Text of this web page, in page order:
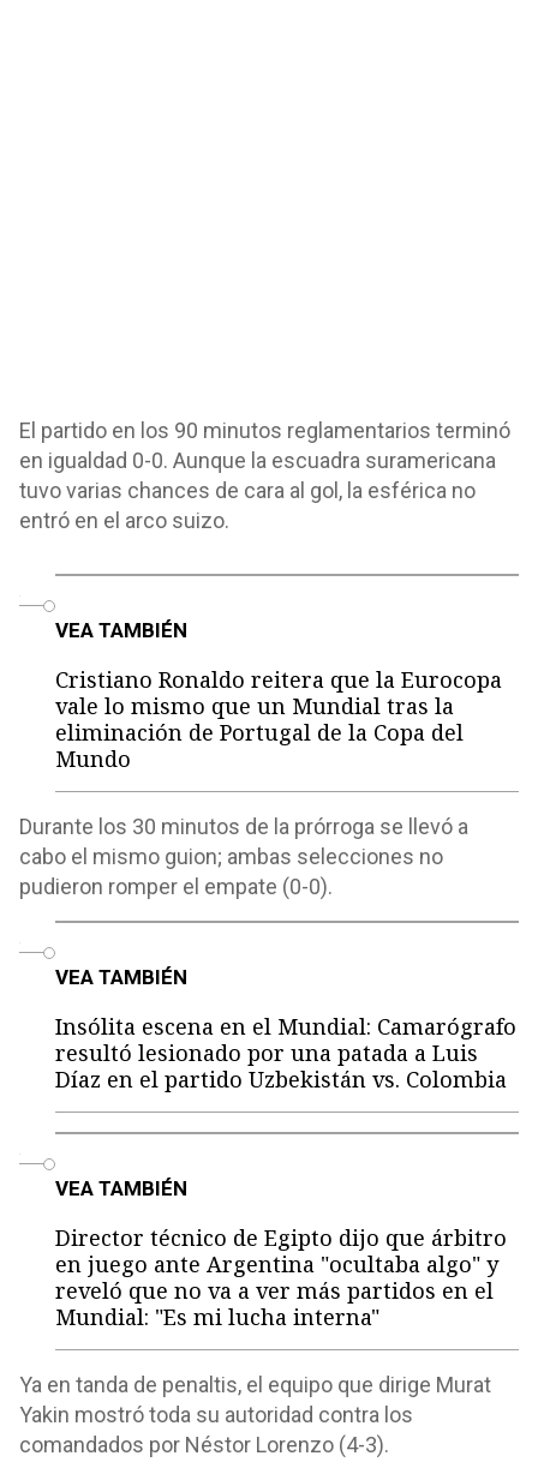
El partido en los 90 minutos reglamentarios terminó
en igualdad 0-0. Aunque la escuadra suramericana
tuvo varias chances de cara al gol, la esférica no
entró en el arco suizo.
VEA TAMBIÉN
Cristiano Ronaldo reitera que la Eurocopa
vale lo mismo que un Mundial tras la
eliminación de Portugal de la Copa del
Mundo
Durante los 30 minutos de la prórroga se llevó a
cabo el mismo guion; ambas selecciones no
pudieron romper el empate (0-0).
VEA TAMBIÉN
Insólita escena en el Mundial: Camarógrafo
resultó lesionado por una patada a Luis
Díaz en el partido Uzbekistán vs. Colombia
VEA TAMBIÉN
Director técnico de Egipto dijo que árbitro
en juego ante Argentina "ocultaba algo" y
reveló que no va a ver más partidos en el
Mundial: "Es mi lucha interna"
Ya en tanda de penaltis, el equipo que dirige Murat
Yakin mostró toda su autoridad contra los
comandados por Néstor Lorenzo (4-3).